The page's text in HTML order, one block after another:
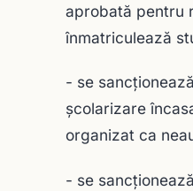
aprobată pentru
înmatriculează
- se
şcolarizare
organizat ca
- se